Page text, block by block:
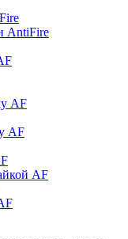
AntiFire
AF
AF
AF